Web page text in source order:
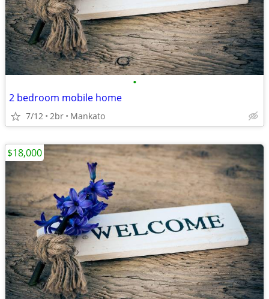
•
2 bedroom mobile home
7/12 2br Mankato
$18,000